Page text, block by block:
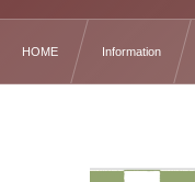
HOME Information